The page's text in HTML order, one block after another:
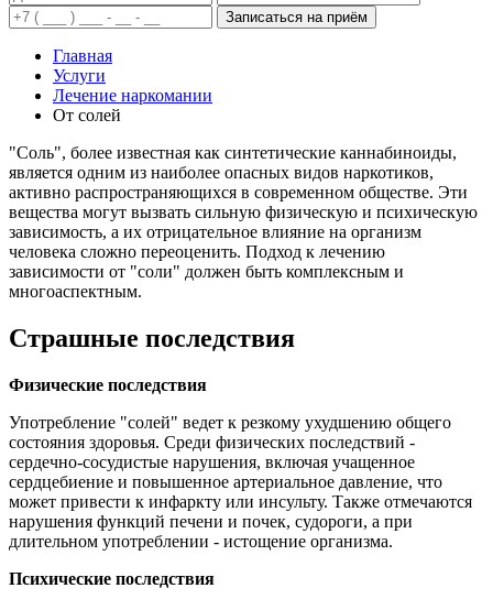
Записаться на приём
Главная
Услуги
Лечение наркомании
От солей
"Соль", более известная как синтетические каннабиноиды,
является одним из наиболее опасных видов наркотиков,
активно распространяющихся в современном обществе. Эти
вещества могут вызвать сильную физическую и психическую
зависимость, а их отрицательное влияние на организм
человека сложно переоценить. Подход к лечению
зависимости от "соли" должен быть комплексным и
многоаспектным.
Страшные последствия
Физические последствия
Употребление "солей" ведет к резкому ухудшению общего
состояния здоровья. Среди физических последствий -
сердечно-сосудистые нарушения, включая учащенное
сердцебиение и повышенное артериальное давление, что
может привести к инфаркту или инсульту. Также отмечаются
нарушения функций печени и почек, судороги, а при
длительном употреблении - истощение организма.
Психические последствия